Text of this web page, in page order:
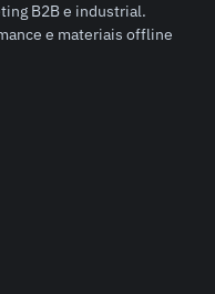
B2B e industrial.
e materiais offline